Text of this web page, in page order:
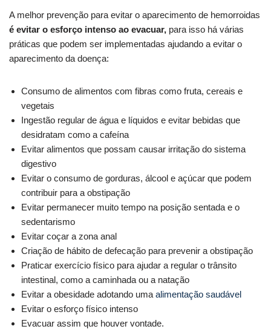
A melhor prevenção para evitar o aparecimento de hemorroidas
é evitar o esforço intenso ao evacuar, para isso há várias
práticas que podem ser implementadas ajudando a evitar o
aparecimento da doença:
Consumo de alimentos com fibras como fruta, cereais e
vegetais
Ingestão regular de água e líquidos e evitar bebidas que
desidratam como a cafeína
Evitar alimentos que possam causar irritação do sistema
digestivo
Evitar o consumo de gorduras, álcool e açúcar que podem
contribuir para a obstipação
Evitar permanecer muito tempo na posição sentada e o
sedentarismo
Evitar coçar a zona anal
Criação de hábito de defecação para prevenir a obstipação
Praticar exercício físico para ajudar a regular o trânsito
intestinal, como a caminhada ou a natação
Evitar a obesidade adotando uma alimentação saudável
Evitar o esforço físico intenso
Evacuar assim que houver vontade.